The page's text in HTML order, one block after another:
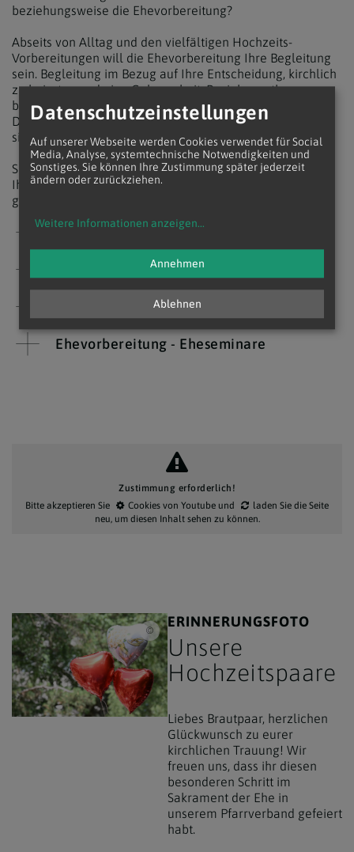
beziehungsweise die Ehevorbereitung?
Abseits von Alltag und den vielfältigen Hochzeits-
Vorbereitungen will die Ehevorbereitung Ihre Begleitung
sein. Begleitung im Bezug auf Ihre Entscheidung, kirchlich
zu heiraten und eine Gelegenheit, Beziehungsthemen
bewusst anzusehen und auch Neues dabei zu entdecken.
Denn Ihre künftige Ehe ist ein Lebensprojekt, für das es
sich lohnt sich damit tiefergehend auseinanderzusetzen.
Sie stehen vor einem besonderen Moment, wir möchten
Ihnen dabei Mut machen, diesen besonderen Weg zu
gehen und Sie dabei gerne begleiten.
Eheschließung im Pfarrverband
Trauungsgespräch
Folgende Dokumente sind erforderlich
Ehevorbereitung - Eheseminare
Zustimmung erforderlich!
Bitte akzeptieren Sie
Cookies von Youtube und
laden Sie die Seite
neu , um diesen Inhalt sehen zu können.
www.markus-goestl.at
ERINNERUNGSFOTO
Unsere
Hochzeitspaare
Liebes Brautpaar, herzlichen
Glückwunsch zu eurer
kirchlichen Trauung! Wir
freuen uns, dass ihr diesen
besonderen Schritt im
Sakrament der Ehe in
unserem Pfarrverband gefeiert
habt.
Datenschutzeinstellungen
Auf unserer Webseite werden Cookies verwendet für Social
Media, Analyse, systemtechnische Notwendigkeiten und
Sonstiges. Sie können Ihre Zustimmung später jederzeit
ändern oder zurückziehen.
Weitere Informationen anzeigen...
Ablehnen
Annehmen